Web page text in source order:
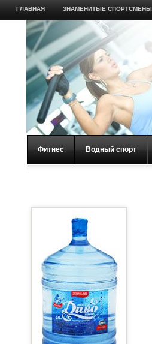
ГЛАВНАЯ ЗНАМЕНИТЫЕ СПОРТСМЕНЫ
Фитнес Водный спорт